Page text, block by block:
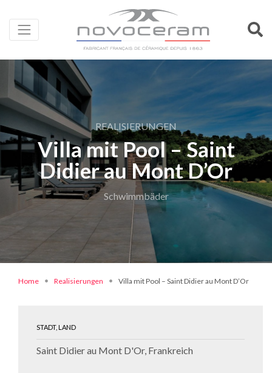
REALISIERUNGEN
Villa mit Pool – Saint
Didier au Mont D’Or
Schwimmbäder
Home Realisierungen Villa mit Pool – Saint Didier au Mont D’Or
STADT, LAND
Saint Didier au Mont D'Or, Frankreich